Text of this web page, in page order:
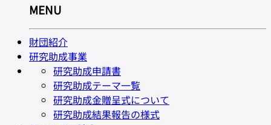
MENU
財団紹介
研究助成事業
研究助成申請書
研究助成テーマ一覧
研究助成金贈呈式について
研究助成結果報告の様式